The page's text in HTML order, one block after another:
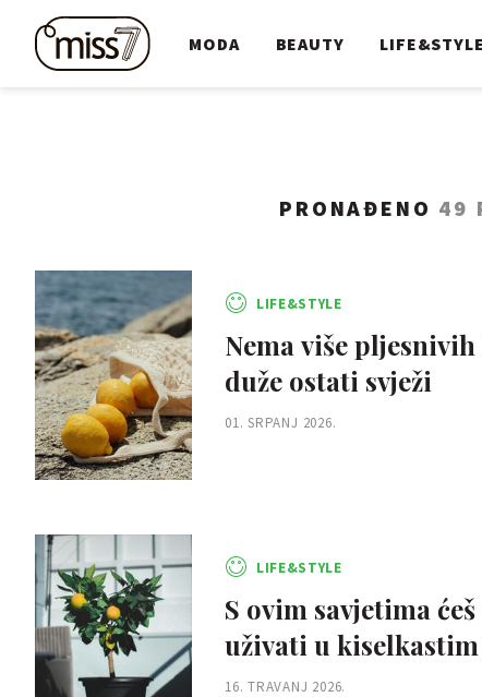
MODA BEAUTY LIFE&STYLE
PRONAĐENO 49
LIFE&STYLE
Nema više
duže ostati svježi
01. SRPANJ 2026.
LIFE&STYLE
S ovim savjetima
uživati u
16. TRAVANJ 2026.